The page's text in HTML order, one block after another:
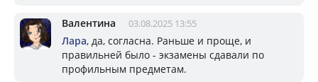
Валентина 03.08.2025 13:55
Лара, да, согласна. Раньше и проще, и
правильней было - экзамены сдавали по
профильным предметам.